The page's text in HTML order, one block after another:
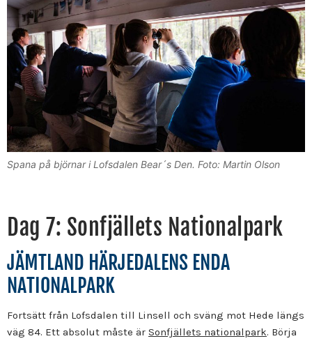
Spana på björnar i Lofsdalen Bear´s Den. Foto: Martin Olson
Dag 7: Sonfjällets Nationalpark
JÄMTLAND HÄRJEDALENS ENDA
NATIONALPARK
Fortsätt från Lofsdalen till Linsell och sväng mot Hede längs
väg 84. Ett absolut måste är Sonfjällets nationalpark. Börja